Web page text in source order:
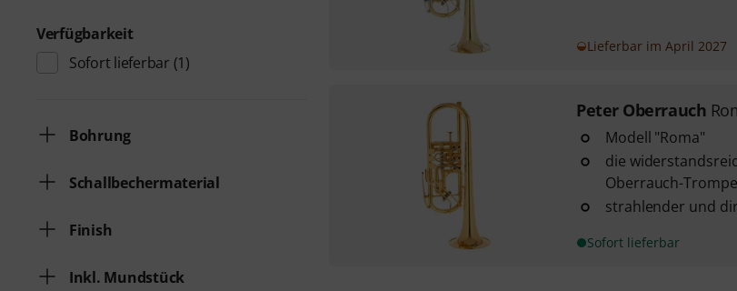
Verfügbarkeit
Sofort lieferbar (1)
Bohrung
Schallbechermaterial
Finish
Inkl. Mundstück
Lieferbar im April 2027
Peter Oberrauch
Modell "Roma"
die
Oberrauch-
strahlender und
Sofort lieferbar